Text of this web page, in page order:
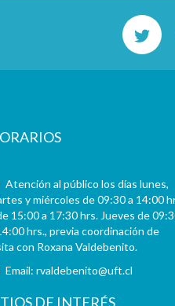
Atención al público los días lunes,
y miércoles de 09:30 a 14:00
15:00 a 17:30 hrs. Jueves de
hrs., previa coordinación de
con Roxana Valdebenito.
Email:rvaldebenito@uft.cl
DE INTERÉS